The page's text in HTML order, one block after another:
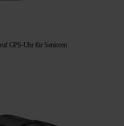
GPS-Uhr für Senioren